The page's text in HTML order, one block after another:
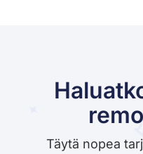
Täytä nopea